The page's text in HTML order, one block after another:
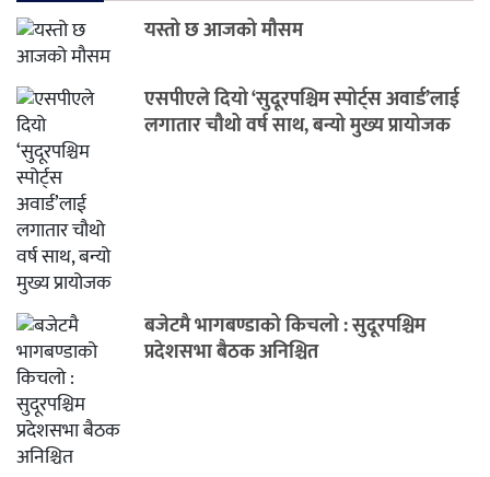
यस्तो छ आजको मौसम
एसपीएले दियो ‘सुदूरपश्चिम स्पोर्ट्स अवार्ड’लाई
लगातार चौथो वर्ष साथ, बन्यो मुख्य प्रायोजक
बजेटमै भागबण्डाको किचलो : सुदूरपश्चिम
प्रदेशसभा बैठक अनिश्चित